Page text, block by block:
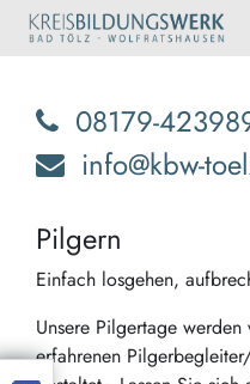
08179-
info@kbw-
Pilgern
Einfach losgehen,
Unsere Pilgertage
erfahrenen